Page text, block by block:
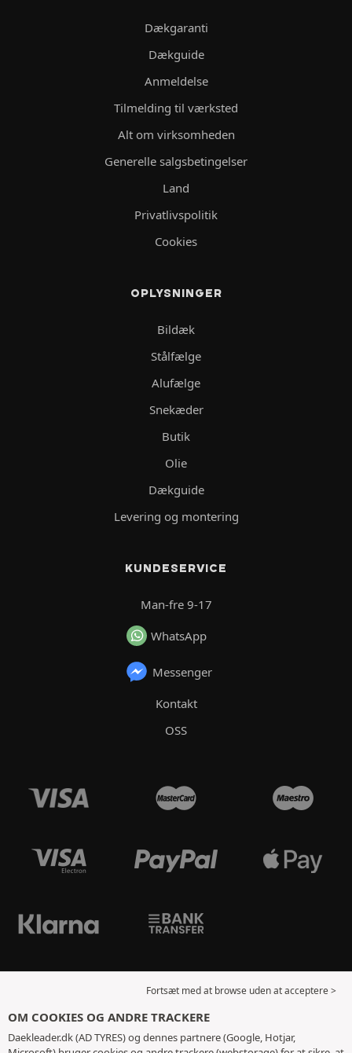
Dækgaranti
Dækguide
Anmeldelse
Tilmelding til værksted
Alt om virksomheden
Generelle salgsbetingelser
Land
Privatlivspolitik
Cookies
OPLYSNINGER
Bildæk
Stålfælge
Alufælge
Snekæder
Butik
Olie
Dækguide
Levering og montering
KUNDESERVICE
Man-fre 9-17
WhatsApp
Messenger
Kontakt
OSS
Fortsæt med at browse uden at acceptere >
OM COOKIES OG ANDRE TRACKERE
Daekleader.dk (AD TYRES) og dennes partnere (Google, Hotjar,